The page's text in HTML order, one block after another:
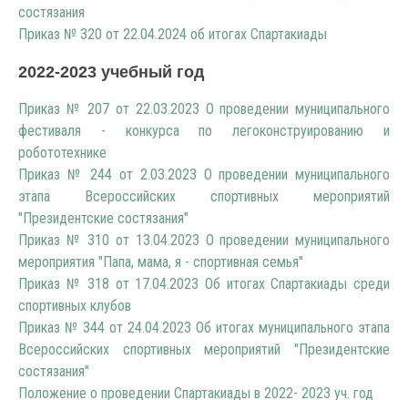
состязания
Приказ № 320 от 22.04.2024 об итогах Спартакиады
2022-2023 учебный год
Приказ № 207 от 22.03.2023 О проведении муниципального
фестиваля - конкурса по легоконструированию и
робототехнике
Приказ № 244 от 2.03.2023 О проведении муниципального
этапа Всероссийских спортивных мероприятий
"Президентские состязания"
Приказ № 310 от 13.04.2023 О проведении муниципального
мероприятия "Папа, мама, я - спортивная семья"
Приказ № 318 от 17.04.2023 Об итогах Спартакиады среди
спортивных клубов
Приказ № 344 от 24.04.2023 Об итогах муниципального этапа
Всероссийских спортивных мероприятий "Президентские
состязания"
Положение о проведении Спартакиады в 2022- 2023 уч. год